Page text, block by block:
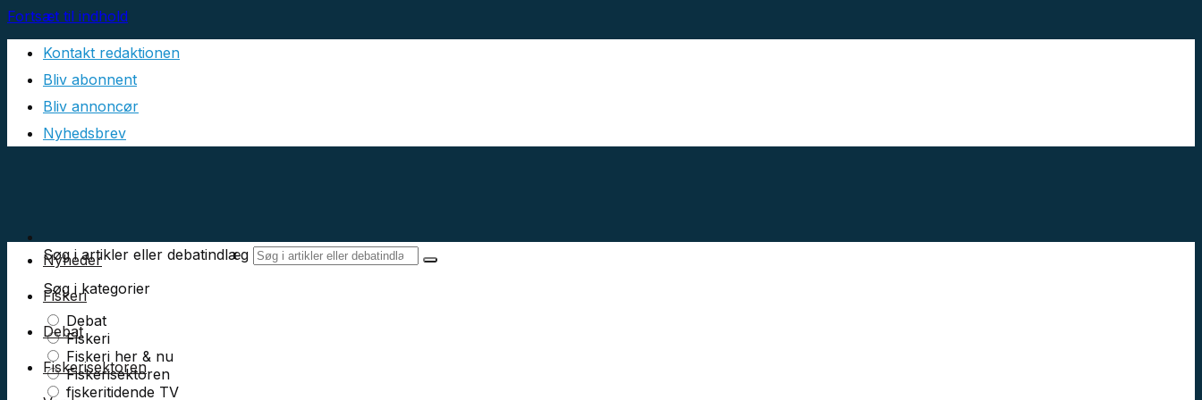
Fortsæt til indhold
Kontakt redaktionen
Bliv abonnent
Bliv annoncør
Nyhedsbrev
Søg i artikler eller debatindlæg
Søg i kategorier
Debat
Fiskeri
Fiskeri her & nu
Fiskerisektoren
fiskeritidende TV
Nyheder
Fiskeri
Debat
Fiskerisektoren